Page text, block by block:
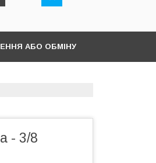
АБО ОБМІНУ
- 3/8